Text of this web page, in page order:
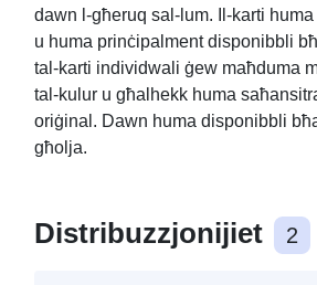
dawn l-għeruq sal-lum. Il-karti
u huma prinċipalment disponibbli
tal-karti individwali ġew maħduma
tal-kulur u għalhekk huma
oriġinal. Dawn huma disponibbli
għolja.
Distribuzzjonijiet 2